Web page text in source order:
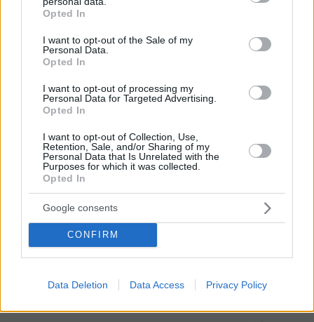
grant or deny consent to Google and its third-party tags to
use your data for below specified purposes in below Google
consent section.
Opted In
I want to opt-out of the Sale of my
Personal Data.
Opted In
I want to opt-out of processing my
Personal Data for Targeted Advertising.
Opted In
I want to opt-out of Collection, Use,
Retention, Sale, and/or Sharing of my
Personal Data that Is Unrelated with the
Purposes for which it was collected.
Opted In
Google consents
CONFIRM
Data Deletion Data Access Privacy Policy
Το «σκουλήκι του διαβόλου» που ζει
1,3 χιλιόμετρα κάτω από τη Γη και
«Οι άνθρωποι δεν κυβερνάμε τον
κόσμο»
Συνετρίβη πυροσβεστικό ελικόπτερο
ενώ επιχειρούσε σε μεγάλη δασική
πυρκαγιά στη Γιούτα
08.08.2026, 09:34